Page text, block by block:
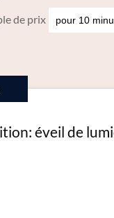
de prix
éveil de